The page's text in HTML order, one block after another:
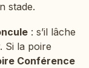
stade.
: s’il lâche
Si la poire
Conférence